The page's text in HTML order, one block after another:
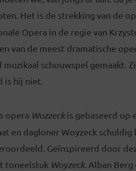
Het is de strekking van de
Opera in de regie van
van de meest dramatische
muzikaal schouwspel gemaakt.
is hij niet.
opera Wozzeckis gebaseerd op
en dagloner Woyzeck
Geïnspireerd door
toneelstuk Woyzeck. Alban